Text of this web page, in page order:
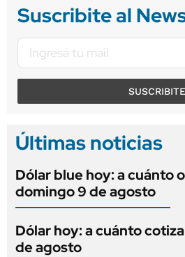
Suscribite al
SUSCRIBITE
Últimas noticias
Dólar blue hoy: a cuánto
domingo 9 de agosto
Dólar hoy: a cuánto
de agosto